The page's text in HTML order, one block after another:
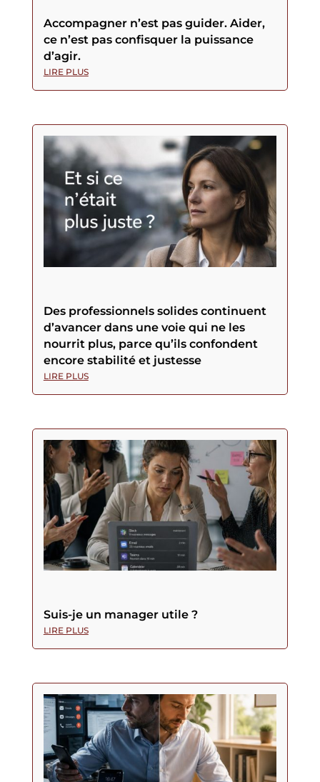
Accompagner n’est pas guider. Aider,
ce n’est pas confisquer la puissance
d’agir.
LIRE PLUS
Des professionnels solides continuent
d’avancer dans une voie qui ne les
nourrit plus, parce qu’ils confondent
encore stabilité et justesse
LIRE PLUS
Suis-je un manager utile ?
LIRE PLUS